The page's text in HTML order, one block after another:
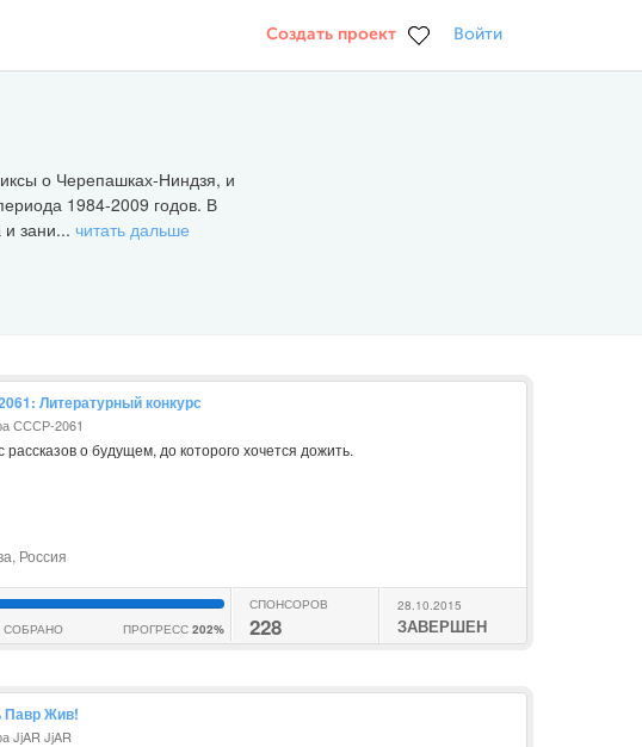
Создать проект Войти
о Черепашках-Ниндзя, и
1984-2009 годов. В
и зани... читать дальше
Литературный конкурс
СССР-2061
рассказов о будущем, до которого хочется дожить.
Россия
СОБРАНО ПРОГРЕСС 202%
СПОНСОРОВ
228
28.10.2015
ЗАВЕРШЕН
Павр Жив!
JjAR JjAR